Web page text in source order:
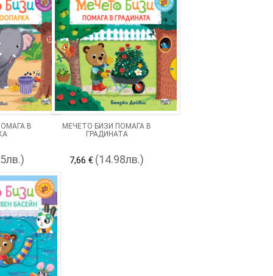
В
МЕЧЕТО БИЗИ ПОМАГА В
ГРАДИНАТА
7,66 € (14.98лв.)